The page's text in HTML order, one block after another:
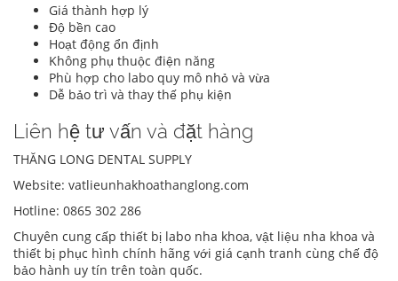
Giá thành hợp lý
Độ bền cao
Hoạt động ổn định
Không phụ thuộc điện năng
Phù hợp cho labo quy mô nhỏ và vừa
Dễ bảo trì và thay thế phụ kiện
Liên hệ tư vấn và đặt hàng
THĂNG LONG DENTAL SUPPLY
Website: vatlieunhakhoathanglong.com
Hotline: 0865 302 286
Chuyên cung cấp thiết bị labo nha khoa, vật liệu nha khoa và
thiết bị phục hình chính hãng với giá cạnh tranh cùng chế độ
bảo hành uy tín trên toàn quốc.